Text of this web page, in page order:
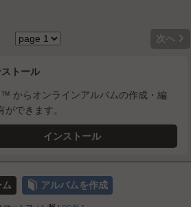
次へ 
トール
からオンラインアルバムの作成・編
ができます。
インストール
ム 📕 アルバムを作成